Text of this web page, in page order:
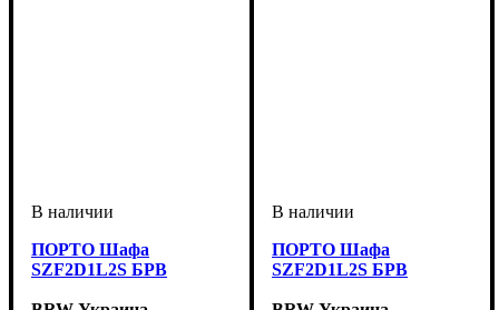
ПОРТО Шафа
SZF2D1L2S БРВ
ПОРТО Шафа
SZF2D1L2S БРВ